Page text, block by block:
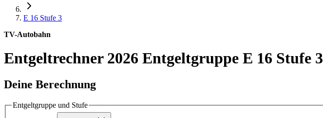
E 16 Stufe 3
TV-Autobahn
Entgeltrechner 2026 Entgeltgruppe E 16 Stufe 3
Deine Berechnung
Entgeltgruppe und Stufe